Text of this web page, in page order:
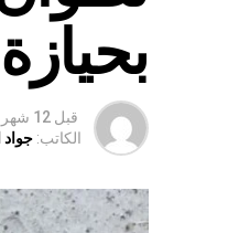
قبل 12 شهر
الكاتب: جواد